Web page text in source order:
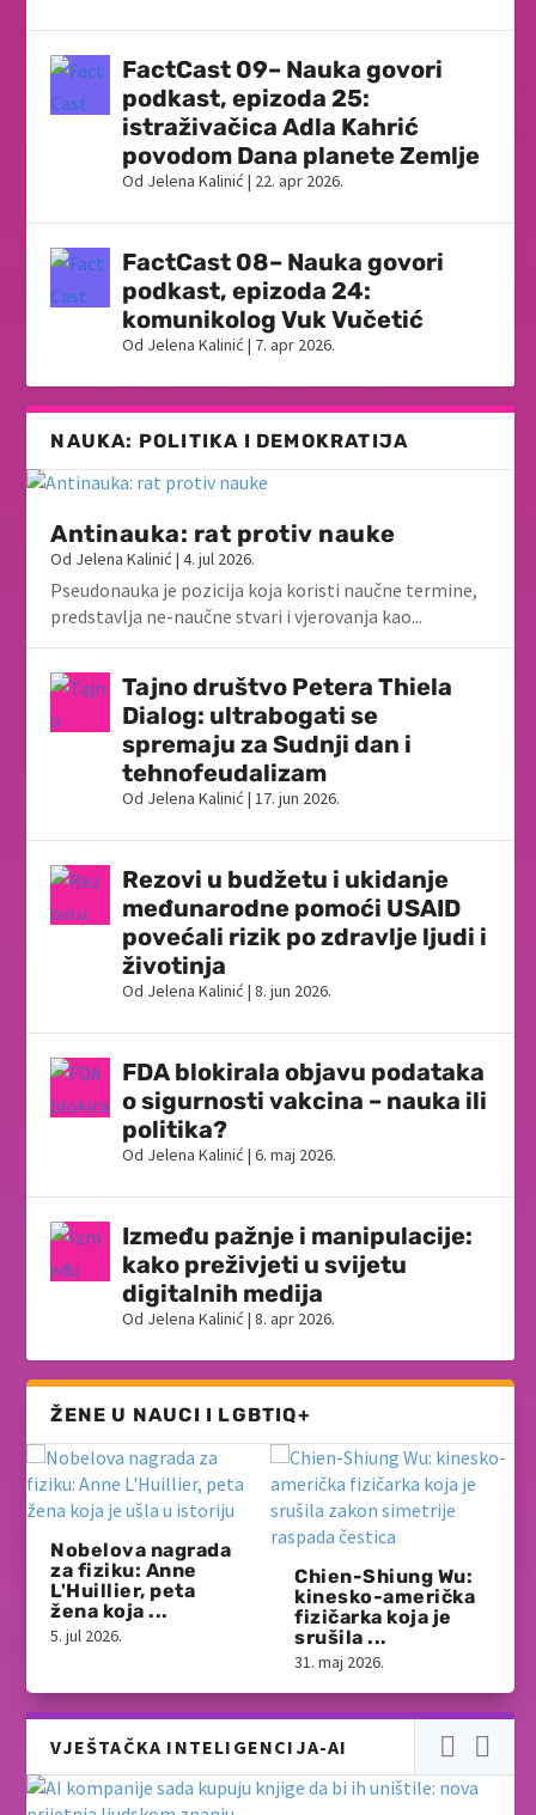
FactCast 09– Nauka govori
podkast, epizoda 25:
istraživačica Adla Kahrić
povodom Dana planete Zemlje
Od Jelena Kalinić | 22. apr 2026.
FactCast 08– Nauka govori
podkast, epizoda 24:
komunikolog Vuk Vučetić
Od Jelena Kalinić | 7. apr 2026.
NAUKA: POLITIKA I DEMOKRATIJA
Antinauka: rat protiv nauke
Od Jelena Kalinić |4. jul 2026.
Pseudonauka je pozicija koja koristi naučne termine,
predstavlja ne-naučne stvari i vjerovanja kao...
Tajno društvo Petera Thiela
Dialog: ultrabogati se
spremaju za Sudnji dan i
tehnofeudalizam
Od Jelena Kalinić |17. jun 2026.
Rezovi u budžetu i ukidanje
međunarodne pomoći USAID
povećali rizik po zdravlje ljudi i
životinja
Od Jelena Kalinić |8. jun 2026.
FDA blokirala objavu podataka
o sigurnosti vakcina – nauka ili
politika?
Od Jelena Kalinić |6. maj 2026.
Između pažnje i manipulacije:
kako preživjeti u svijetu
digitalnih medija
Od Jelena Kalinić |8. apr 2026.
ŽENE U NAUCI I LGBTIQ+
Nobelova nagrada
za fiziku: Anne
L'Huillier, peta
žena koja ...
5. jul 2026.
Chien-Shiung Wu:
kinesko-američka
fizičarka koja je
srušila ...
31. maj 2026.
VJEŠTAČKA INTELIGENCIJA-AI